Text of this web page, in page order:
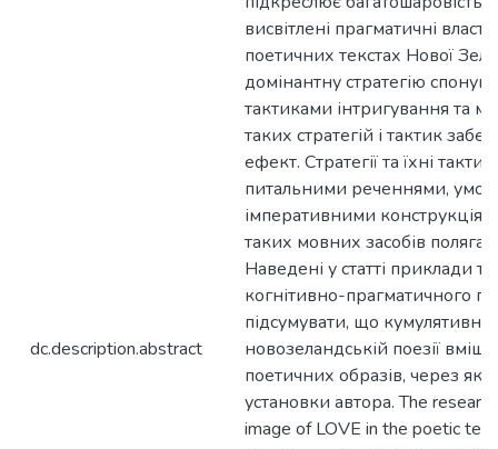
dc.description.abstract
висвітлені прагматичні
поетичних текстах Нової
домінантну стратегію
тактиками інтригування та
таких стратегій і тактик
ефект. Стратегії та їхні
питальними реченнями,
імперативними
таких мовних засобів полягає
Наведені у статті приклади та
когнітивно-прагматичного
підсумувати, що
новозеландській поезії
поетичних образів, через які
установки автора. The
image of LOVE in the poetic